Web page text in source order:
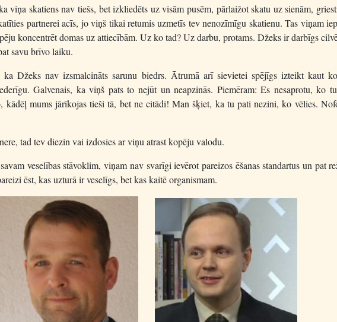
viņa skatiens nav tiešs, bet izkliedēts uz visām pusēm, pārlaižot skatu uz sienām,
partnerei acīs, jo viņš tikai retumis uzmetīs tev nenozīmīgu skatienu. Tas viņam
koncentrēt domas uz attiecībām. Uz ko tad? Uz darbu, protams. Džeks ir darbīgs
savu brīvo laiku.
Džeks nav izsmalcināts sarunu biedrs. Ātrumā arī sievietei spējīgs izteikt kaut
Galvenais, ka viņš pats to nejūt un neapzinās. Piemēram: Es nesaprotu, ko
kādēļ mums jārīkojas tieši tā, bet ne citādi! Man šķiet, ka tu pati nezini, ko vēlies.
tad tev diezin vai izdosies ar viņu atrast kopēju valodu.
veselības stāvoklim, viņam nav svarīgi ievērot pareizos ēšanas standartus un pat
ēst, kas uzturā ir veselīgs, bet kas kaitē organismam.